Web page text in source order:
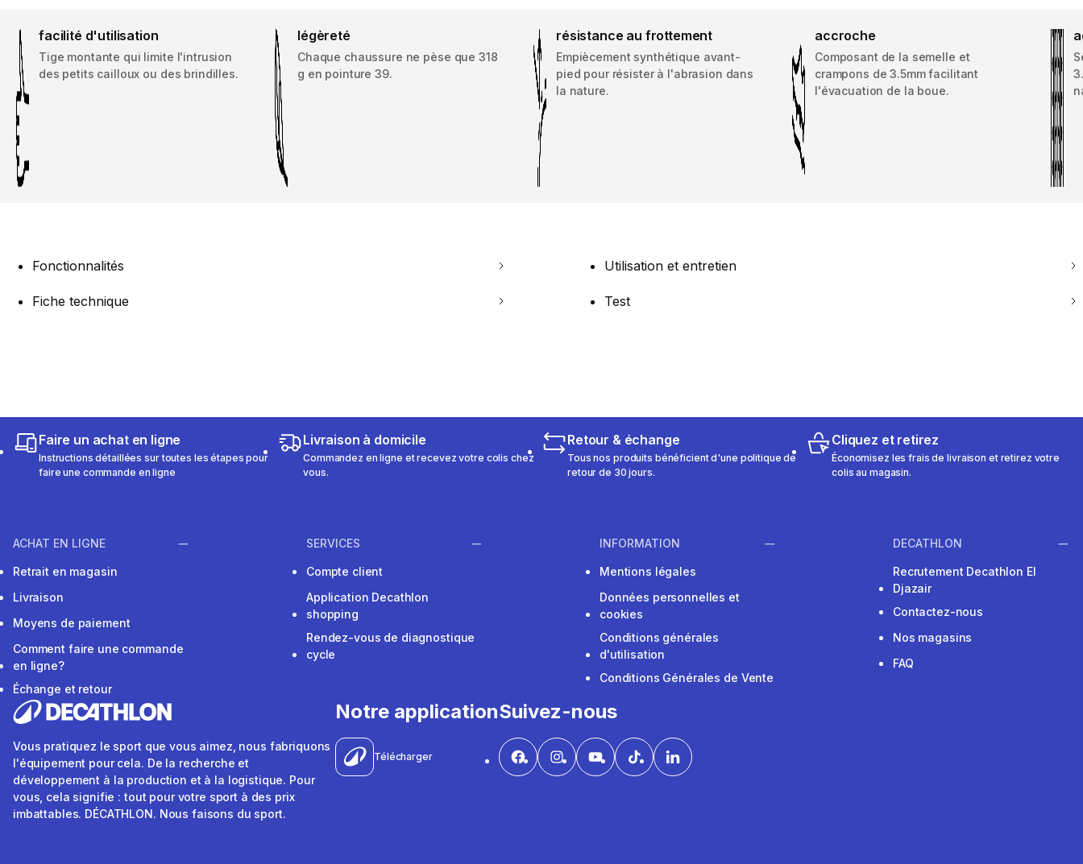
facilité d'utilisation
Tige montante qui limite l'intrusion
des petits cailloux ou des brindilles.
légèreté
Chaque chaussure ne pèse que 318
g en pointure 39.
résistance au frottement
Empiècement synthétique avant-
pied pour résister à l'abrasion dans
la nature.
accroche
Composant de la semelle et
crampons de 3.5mm facilitant
l'évacuation de la boue.
Fonctionnalités Utilisation et entretien
Fiche technique Test
Faire un achat en ligne
Instructions détaillées sur toutes les étapes pour
faire une commande en ligne
Livraison à domicile
Commandez en ligne et recevez votre colis chez
vous.
Retour & échange
Tous nos produits bénéficient d'une politique de
retour de 30 jours.
Cliquez et retirez
Économisez les frais de livraison et retirez votre
colis au magasin.
ACHAT EN LIGNE
Retrait en magasin
Livraison
Moyens de paiement
Comment faire une commande
en ligne?
Échange et retour
SERVICES
Compte client
Application Decathlon
shopping
Rendez-vous de diagnostique
cycle
INFORMATION
Mentions légales
Données personnelles et
cookies
Conditions générales
d'utilisation
Conditions Générales de Vente
DECATHLON
Recrutement Decathlon El
Djazair
Contactez-nous
Nos magasins
FAQ
Vous pratiquez le sport que vous aimez, nous fabriquons
l'équipement pour cela. De la recherche et
développement à la production et à la logistique. Pour
vous, cela signifie : tout pour votre sport à des prix
imbattables. DÉCATHLON. Nous faisons du sport.
Notre application
Télécharger
Suivez-nous